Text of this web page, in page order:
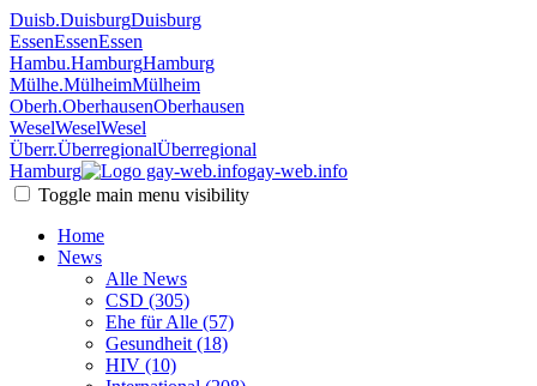
Duisb.DuisburgDuisburg
EssenEssenEssen
Hambu.HamburgHamburg
Mülhe.MülheimMülheim
Oberh.OberhausenOberhausen
WeselWeselWesel
Überr.ÜberregionalÜberregional
Hamburg
gay-web.info
Toggle main menu visibility
Home
News
Alle News
CSD (305)
Ehe für Alle (57)
Gesundheit (18)
HIV (10)